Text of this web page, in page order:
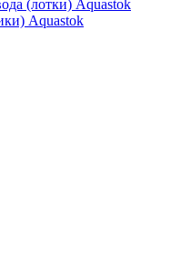
(лотки) Aquastok
Aquastok